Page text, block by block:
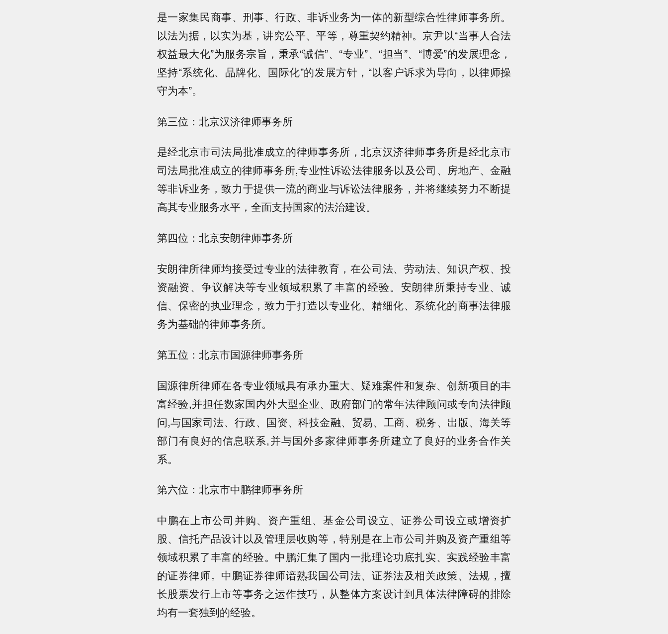
是一家集民商事、刑事、行政、非诉业务为一体的新型综合性律师事务所。
以法为据，以实为基，讲究公平、平等，尊重契约精神。京尹以“当事人合法
权益最大化”为服务宗旨，秉承“诚信”、“专业”、“担当”、“博爱”的发展理念，
坚持“系统化、品牌化、国际化”的发展方针，“以客户诉求为导向，以律师操
守为本”。
第三位：北京汉济律师事务所
是经北京市司法局批准成立的律师事务所，北京汉济律师事务所是经北京市
司法局批准成立的律师事务所,专业性诉讼法律服务以及公司、房地产、金融
等非诉业务，致力于提供一流的商业与诉讼法律服务，并将继续努力不断提
高其专业服务水平，全面支持国家的法治建设。
第四位：北京安朗律师事务所
安朗律所律师均接受过专业的法律教育，在公司法、劳动法、知识产权、投
资融资、争议解决等专业领域积累了丰富的经验。安朗律所秉持专业、诚
信、保密的执业理念，致力于打造以专业化、精细化、系统化的商事法律服
务为基础的律师事务所。
第五位：北京市国源律师事务所
国源律所律师在各专业领域具有承办重大、疑难案件和复杂、创新项目的丰
富经验,并担任数家国内外大型企业、政府部门的常年法律顾问或专向法律顾
问,与国家司法、行政、国资、科技金融、贸易、工商、税务、出版、海关等
部门有良好的信息联系,并与国外多家律师事务所建立了良好的业务合作关
系。
第六位：北京市中鹏律师事务所
中鹏在上市公司并购、资产重组、基金公司设立、证券公司设立或增资扩
股、信托产品设计以及管理层收购等，特别是在上市公司并购及资产重组等
领域积累了丰富的经验。中鹏汇集了国内一批理论功底扎实、实践经验丰富
的证券律师。中鹏证券律师谙熟我国公司法、证券法及相关政策、法规，擅
长股票发行上市等事务之运作技巧，从整体方案设计到具体法律障碍的排除
均有一套独到的经验。